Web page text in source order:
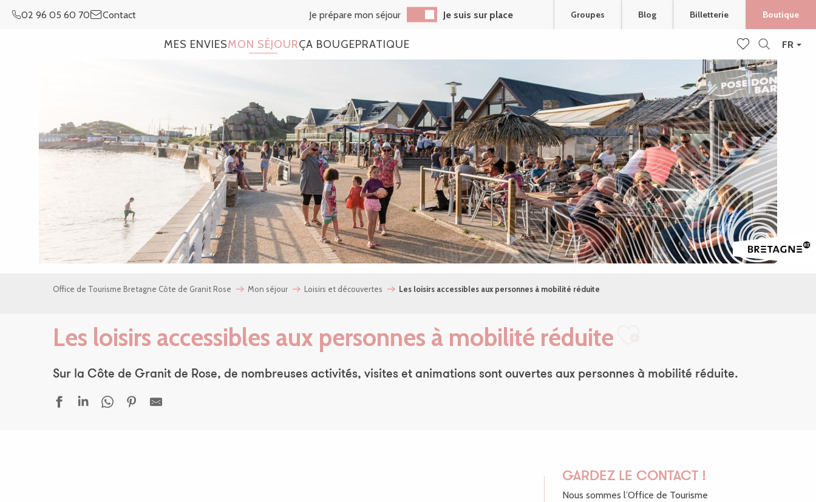
Voir les favoris
Recherche
FR
02 96 05 60 70 Contact Je prépare mon séjour Je suis sur place Groupes Blog Billetterie Boutique
MES ENVIESMON SÉJOURÇA BOUGEPRATIQUE
Office de Tourisme Bretagne Côte de Granit Rose Mon séjour Loisirs et découvertes Les loisirs accessibles aux personnes à mobilité réduite
Les loisirs accessibles aux personnes à mobilité réduite
Sur la Côte de Granit de Rose, de nombreuses activités, visites et animations sont ouvertes aux personnes à mobilité réduite.
GARDEZ LE CONTACT !
Nous sommes l’Office de Tourisme